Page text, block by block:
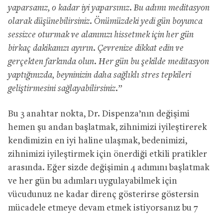
yaparsanız, o kadar iyi yaparsınız. Bu adımı meditasyon
olarak düşünebilirsiniz. Önümüzdeki yedi gün boyunca
sessizce oturmak ve alanınızı hissetmek için her gün
birkaç dakikanızı ayırın. Çevrenize dikkat edin ve
gerçekten farkında olun. Her gün bu şekilde meditasyon
yaptığınızda, beyninizin daha sağlıklı stres tepkileri
geliştirmesini sağlayabilirsiniz.”
Bu 3 anahtar nokta, Dr. Dispenza’nın değişimi
hemen şu andan başlatmak, zihnimizi iyileştirerek
kendimizin en iyi haline ulaşmak, bedenimizi,
zihnimizi iyileştirmek için önerdiği etkili pratikler
arasında. Eğer sizde değişimin 4 adımını başlatmak
ve her gün bu adımları uygulayabilmek için
vücudunuz ne kadar direnç gösterirse göstersin
mücadele etmeye devam etmek istiyorsanız bu 7